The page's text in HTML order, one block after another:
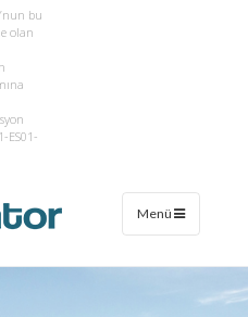
bu
olan
Menü